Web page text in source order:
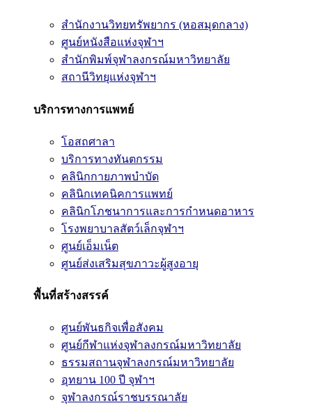
สำนักงานวิทยทรัพยากร (หอสมุดกลาง)
ศูนย์หนังสือแห่งจุฬาฯ
สำนักพิมพ์จุฬาลงกรณ์มหาวิทยาลัย
สถานีวิทยุแห่งจุฬาฯ
บริการทางการแพทย์
โอสถศาลา
บริการทางทันตกรรม
คลินิกกายภาพบำบัด
คลินิกเทคนิคการแพทย์
คลินิกโภชนาการและการกำหนดอาหาร
โรงพยาบาลสัตว์เล็กจุฬาฯ
ศูนย์เอ็มเน็ต
ศูนย์ส่งเสริมสุขภาวะผู้สูงอายุ
พื้นที่สร้างสรรค์
ศูนย์พันธกิจเพื่อสังคม
ศูนย์กีฬาแห่งจุฬาลงกรณ์มหาวิทยาลัย
ธรรมสถานจุฬาลงกรณ์มหาวิทยาลัย
อุทยาน 100 ปี จุฬาฯ
จุฬาลงกรณ์ราชบรรณาลัย